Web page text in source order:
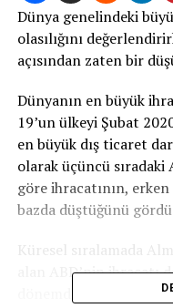
Dünya genelindeki
olasılığını
açısından zaten bir
Dünyanın en büyük
19’un ülkeyi Şubat
en büyük dış ticaret
olarak üçüncü sıradaki
göre ihracatının,
bazda düştüğünü
Küresel sıralamada
alan ABD’nin ihracatı
dönemde daraldı.